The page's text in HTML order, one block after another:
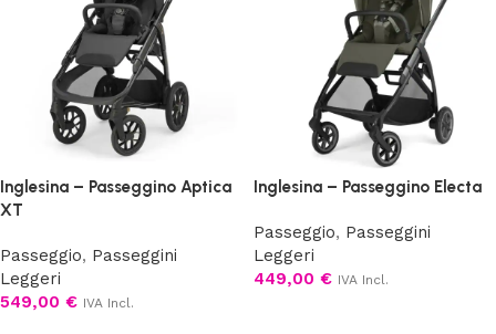
Inglesina – Passeggino Aptica
XT
Passeggio, Passeggini
Leggeri
549,00 € IVA Incl.
Inglesina – Passeggino Electa
Passeggio, Passeggini
Leggeri
449,00 € IVA Incl.